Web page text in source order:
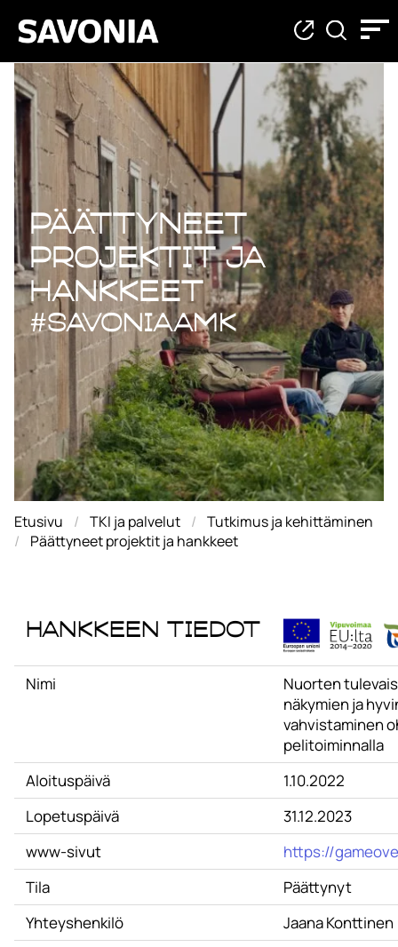
Päättyneet
Päättyneet
projektit ja
hankkeet
#savoniaAMK
Etusivu TKI ja palvelut
Tutkimus ja kehittäminen
Päättyneet projektit ja hankkeet
Hankkeen tiedot
Nimi
Nuorten
näkymien ja
vahvistaminen
pelitoiminnalla
Aloituspäivä
1.10.2022
Lopetuspäivä
31.12.2023
www-sivut
https://
Tila
Päättynyt
Yhteyshenkilö
Jaana Konttinen